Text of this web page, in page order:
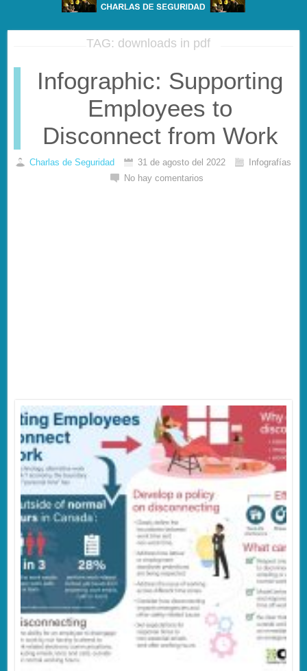
TAG: downloads in pdf
Infographic: Supporting
Employees to
Disconnect from Work
Charlas de Seguridad 31 de agosto del 2022
Infografías
No hay comentarios